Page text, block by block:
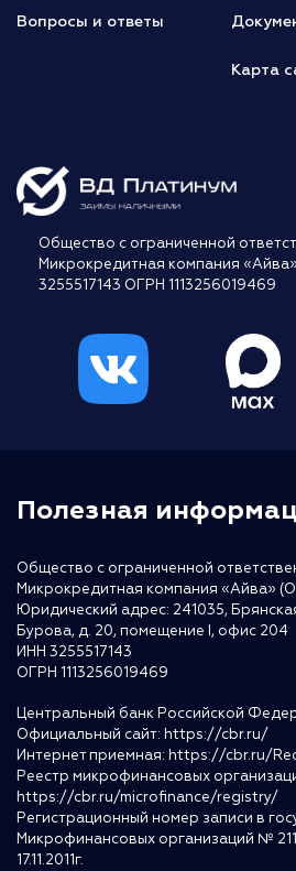
Вопросы и ответы
Карта
Общество с ограниченной
Микрокредитная компания
3255517143 ОГРН 1113256019469
Полезная
Общество с ограниченной
Микрокредитная компания «Айва»
Юридический адрес: 241035,
Бурова, д. 20, помещение I, офис 204
ИНН 3255517143
ОГРН 1113256019469
Центральный банк Российской
Официальный сайт: https://cbr.ru/
Интернет приемная: https://cbr.ru/
Реестр микрофинансовых
https://cbr.ru/microfinance/registry/
Регистрационный номер записи в
Микрофинансовых организаций №
17.11.2011г.